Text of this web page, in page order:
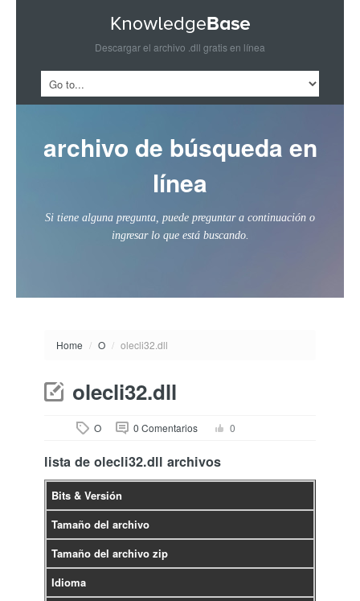
Descargar el archivo .dll gratis en línea
archivo de búsqueda en
línea
Si tiene alguna pregunta, puede preguntar a continuación o
ingresar lo que está buscando.
Home / O / olecli32.dll
olecli32.dll
O 0 Comentarios 0
lista de olecli32.dll archivos
Bits & Versión
Tamaño del archivo
Tamaño del archivo zip
Idioma